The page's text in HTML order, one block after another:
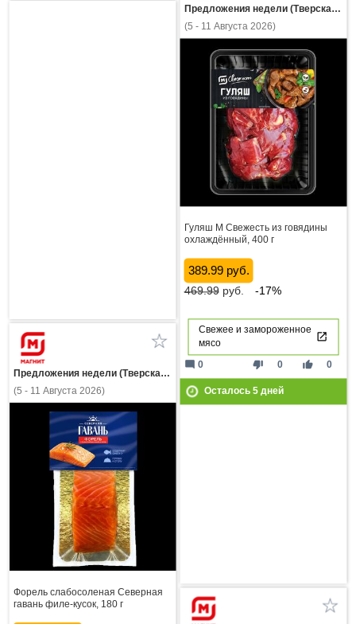
Предложения недели (Тверская область)
(5 - 11 Августа 2026)
Гуляш М Свежесть из говядины
охлаждённый, 400 г
389.99 руб.
469.99руб. -17%
Свежее и замороженное
мясо
thumb_down 0 thumb_up 0
mode_comment 0
Осталось 5дней
Предложения недели (Тверская область)
(5 - 11 Августа 2026)
Форель слабосоленая Северная
гавань филе-кусок, 180 г